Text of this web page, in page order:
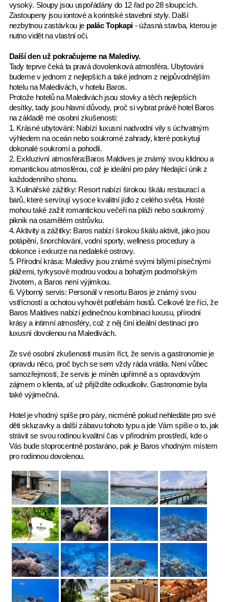
vysoký. Sloupy jsou uspořádány do 12 řad po 28 sloupcích.
Zastoupeny jsou iontové a korintské stavební styly. Další
nezbytnou zastávkou je palác Topkapi - úžasná stavba, kterou je
nutno vidět na vlastní oči.
Další den už pokračujeme na Maledivy.
Tady teprve čeká ta pravá dovolenková atmosféra. Ubytováni
budeme v jednom z nejlepších a také jednom z nejpůvodnějším
hotelu na Maledivách, v hotelu Baros.
Protože hotelů na Maledivách jsou stovky a těch nejlepších
desítky, tady jsou hlavní důvody, proč si vybrat právě hotel Baros
na základě mé osobní zkušenosti:
1. Krásné ubytování: Nabízí luxusní nadvodní vily s úchvatným
výhledem na oceán nebo soukromé zahrady, které poskytují
dokonalé soukromí a pohodlí.
2. Exkluzivní atmosféra:Baros Maldives je známý svou klidnou a
romantickou atmosférou, což je ideální pro páry hledající únik z
každodenního shonu.
3. Kulinářské zážitky: Resort nabízí širokou škálu restaurací a
barů, které servírují vysoce kvalitní jídlo z celého světa. Hosté
mohou také zažít romantickou večeři na pláži nebo soukromý
piknik na osamělém ostrůvku.
4. Aktivity a zážitky: Baros nabízí širokou škálu aktivit, jako jsou
potápění, šnorchlování, vodní sporty, wellness procedury a
dokonce i exkurze na nedaleké ostrovy.
5. Přírodní krása: Maledivy jsou známé svými bílými písečnými
plážemi, tyrkysově modrou vodou a bohatým podmořským
životem, a Baros není výjimkou.
6. Výborný servis: Personál v resortu Baros je známý svou
vstřícností a ochotou vyhovět potřebám hostů. Celkově lze říci, že
Baros Maldives nabízí jedinečnou kombinaci luxusu, přírodní
krásy a intimní atmosféry, což z něj činí ideální destinaci pro
luxusní dovolenou na Maledivách.
Ze své osobní zkušenosti musím říct, že servis a gastronomie je
opravdu něco, proč bych se sem vždy ráda vrátila. Není vůbec
samozřejmostí, že servis je míněn upřímně a s opravdovým
zájmem o klienta, ať už přijíždíte odkudkoliv. Gastronomie byla
také výjimečná.
Hotel je vhodný spíše pro páry, nicméně pokud nehledáte pro své
děti skluzavky a další zábavu tohoto typu a jde Vám spíše o to, jak
strávit se svou rodinou kvalitní čas v přírodním prostředí, kde o
Vás bude stoprocentně postaráno, pak je Baros vhodným místem
pro rodinnou dovolenou.